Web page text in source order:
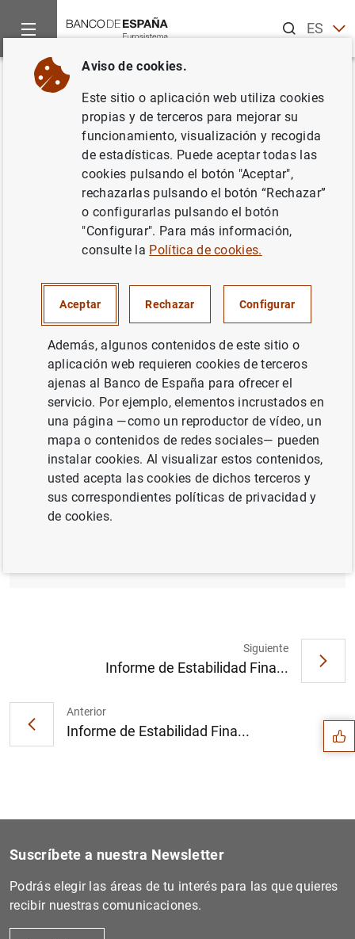
ESEN
Inicio Publicaciones
Volver
Informe de Estabilidad
Financiera. Mayo 2003
Autor: Banco de España
INSTITUCIONES FINANCIERAS, BANCOS
RIESGOS FINANCIEROS CRÉDITO
TRANSMISIÓN DE POLÍTICA MONETARIA
Documento completo
Anterior
Informe de Estabilidad Fina...
Siguiente
Informe de Estabilidad Fina... Sugerencias
Suscríbete a nuestra Newsletter
Podrás elegir las áreas de tu interés para las que quieres
recibir nuestras comunicaciones.
Aviso de cookies.
Este sitio o aplicación web utiliza cookies
propias y de terceros para mejorar su
funcionamiento, visualización y recogida
de estadísticas. Puede aceptar todas las
cookies pulsando el botón "Aceptar",
rechazarlas pulsando el botón “Rechazar”
o configurarlas pulsando el botón
"Configurar". Para más información,
consulte la Política de cookies.
Aceptar Rechazar Configurar
Además, algunos contenidos de este sitio o
aplicación web requieren cookies de terceros
ajenas al Banco de España para ofrecer el
servicio. Por ejemplo, elementos incrustados en
una página —como un reproductor de vídeo, un
mapa o contenidos de redes sociales— pueden
instalar cookies. Al visualizar estos contenidos,
usted acepta las cookies de dichos terceros y
sus correspondientes políticas de privacidad y
de cookies.